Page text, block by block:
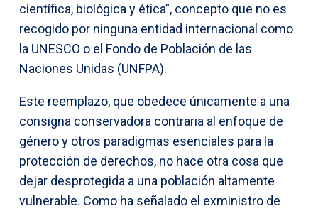
científica, biológica y ética”, concepto que no es
recogido por ninguna entidad internacional como
la UNESCO o el Fondo de Población de las
Naciones Unidas (UNFPA).
Este reemplazo, que obedece únicamente a una
consigna conservadora contraria al enfoque de
género y otros paradigmas esenciales para la
protección de derechos, no hace otra cosa que
dejar desprotegida a una población altamente
vulnerable. Como ha señalado el exministro de